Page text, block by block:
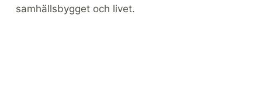
samhällsbygget och livet.